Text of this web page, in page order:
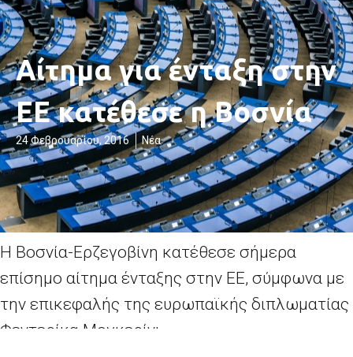
Αίτημα για ένταξη στην
ΕΕ κατέθεσε η Βοσνία
24 Φεβρουαρίου, 2016 Νέα
Η Βοσνία-Ερζεγοβίνη κατέθεσε σήμερα
επίσημο αίτημα ένταξης στην ΕΕ, σύμφωνα με
την επικεφαλής της ευρωπαϊκής διπλωματίας
Φεντερίκα Μογκερίνι.